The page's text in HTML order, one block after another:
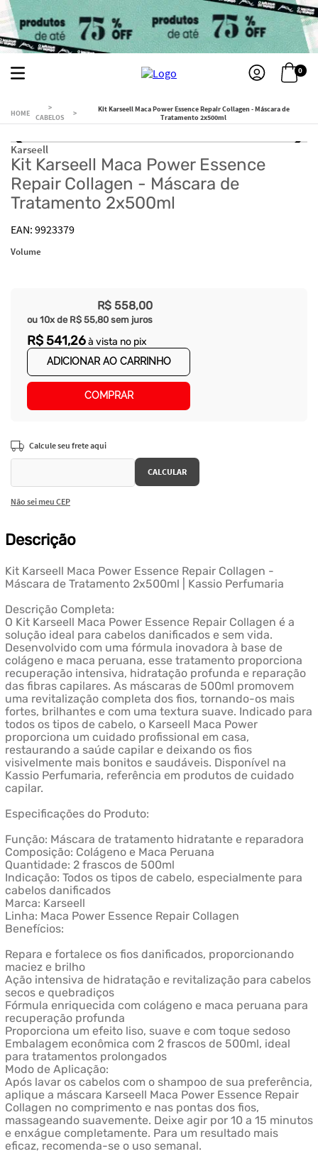
0
CABELOS
Kit Karseell Maca Power Essence Repair Collagen - Máscara de
Tratamento 2x500ml
Karseell
Kit Karseell Maca Power Essence
Repair Collagen - Máscara de
Tratamento 2x500ml
9923379
Volume
R$ 558,00
ou 10x de R$ 55,80 sem juros
R$541,26à vista no pix
ADICIONAR AO CARRINHO
COMPRAR
Não sei meu CEP
Descrição
Kit Karseell Maca Power Essence Repair Collagen -
Máscara de Tratamento 2x500ml | Kassio Perfumaria
Descrição Completa:
O Kit Karseell Maca Power Essence Repair Collagen é a
solução ideal para cabelos danificados e sem vida.
Desenvolvido com uma fórmula inovadora à base de
colágeno e maca peruana, esse tratamento proporciona
recuperação intensiva, hidratação profunda e reparação
das fibras capilares. As máscaras de 500ml promovem
uma revitalização completa dos fios, tornando-os mais
fortes, brilhantes e com uma textura suave. Indicado para
todos os tipos de cabelo, o Karseell Maca Power
proporciona um cuidado profissional em casa,
restaurando a saúde capilar e deixando os fios
visivelmente mais bonitos e saudáveis. Disponível na
Kassio Perfumaria, referência em produtos de cuidado
capilar.
Especificações do Produto:
Função: Máscara de tratamento hidratante e reparadora
Composição: Colágeno e Maca Peruana
Quantidade: 2 frascos de 500ml
Indicação: Todos os tipos de cabelo, especialmente para
cabelos danificados
Marca: Karseell
Linha: Maca Power Essence Repair Collagen
Benefícios:
Repara e fortalece os fios danificados, proporcionando
maciez e brilho
Ação intensiva de hidratação e revitalização para cabelos
secos e quebradiços
Fórmula enriquecida com colágeno e maca peruana para
recuperação profunda
Proporciona um efeito liso, suave e com toque sedoso
Embalagem econômica com 2 frascos de 500ml, ideal
para tratamentos prolongados
Modo de Aplicação:
Após lavar os cabelos com o shampoo de sua preferência,
aplique a máscara Karseell Maca Power Essence Repair
Collagen no comprimento e nas pontas dos fios,
massageando suavemente. Deixe agir por 10 a 15 minutos
e enxágue completamente. Para um resultado mais
eficaz, recomenda-se o uso semanal.